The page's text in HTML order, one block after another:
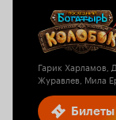
Билеты
Гарик Харламов,
Журавлев, Мила